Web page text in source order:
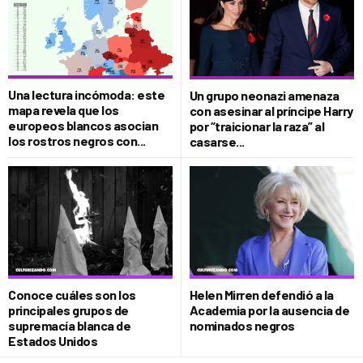
Una lectura incómoda: este
mapa revela que los
europeos blancos asocian
los rostros negros con...
Un grupo neonazi amenaza
con asesinar al príncipe Harry
por “traicionar la raza” al
casarse...
Conoce cuáles son los
principales grupos de
supremacía blanca de
Estados Unidos
Helen Mirren defendió a la
Academia por la ausencia de
nominados negros